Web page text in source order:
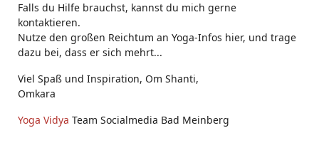
Falls du Hilfe brauchst, kannst du mich gerne
kontaktieren.
Nutze den großen Reichtum an Yoga-Infos hier, und trage
dazu bei, dass er sich mehrt...
Viel Spaß und Inspiration, Om Shanti,
Omkara
Yoga Vidya Team Socialmedia Bad Meinberg